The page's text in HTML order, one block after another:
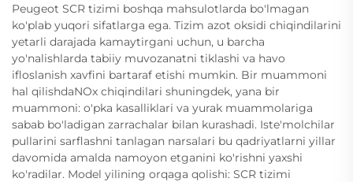
Peugeot SCR tizimi boshqa mahsulotlarda bo'lmagan
ko'plab yuqori sifatlarga ega. Tizim azot oksidi chiqindilarini
yetarli darajada kamaytirgani uchun, u barcha
yo'nalishlarda tabiiy muvozanatni tiklashi va havo
ifloslanish xavfini bartaraf etishi mumkin. Bir muammoni
hal qilishdaNOx chiqindilari shuningdek, yana bir
muammoni: o'pka kasalliklari va yurak muammolariga
sabab bo'ladigan zarrachalar bilan kurashadi. Iste'molchilar
pullarini sarflashni tanlagan narsalari bu qadriyatlarni yillar
davomida amalda namoyon etganini ko'rishni yaxshi
ko'radilar. Model yilining orqaga qolishi: SCR tizimi